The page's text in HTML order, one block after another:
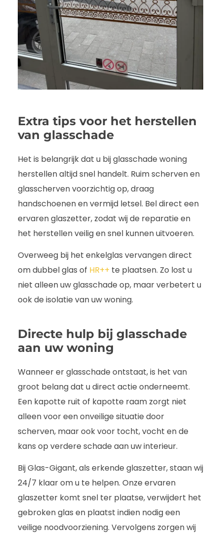
Extra tips voor het herstellen
van glasschade
Het is belangrijk dat u bij glasschade woning
herstellen altijd snel handelt. Ruim scherven en
glasscherven voorzichtig op, draag
handschoenen en vermijd letsel. Bel direct een
ervaren glaszetter, zodat wij de reparatie en
het herstellen veilig en snel kunnen uitvoeren.
Overweeg bij het enkelglas vervangen direct
om dubbel glas of HR++ te plaatsen. Zo lost u
niet alleen uw glasschade op, maar verbetert u
ook de isolatie van uw woning.
Directe hulp bij glasschade
aan uw woning
Wanneer er glasschade ontstaat, is het van
groot belang dat u direct actie onderneemt.
Een kapotte ruit of kapotte raam zorgt niet
alleen voor een onveilige situatie door
scherven, maar ook voor tocht, vocht en de
kans op verdere schade aan uw interieur.
Bij Glas-Gigant, als erkende glaszetter, staan wij
24/7 klaar om u te helpen. Onze ervaren
glaszetter komt snel ter plaatse, verwijdert het
gebroken glas en plaatst indien nodig een
veilige noodvoorziening. Vervolgens zorgen wij